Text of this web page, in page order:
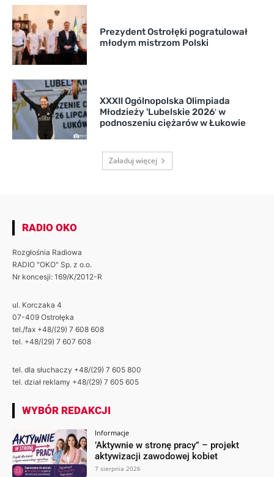
Prezydent Ostrołęki pogratulował
młodym mistrzom Polski
XXXII Ogólnopolska Olimpiada
Młodzieży 'Lubelskie 2026′ w
podnoszeniu ciężarów w Łukowie
Załaduj więcej
RADIO OKO
Rozgłośnia Radiowa
RADIO "OKO" Sp. z o.o.
Nr koncesji: 169/K/2012-R
ul. Korczaka 4
07-409 Ostrołęka
tel./fax +48/(29) 7 608 608
tel. +48/(29) 7 607 608
tel. dla słuchaczy +48/(29) 7 605 800
tel. dział reklamy +48/(29) 7 605 605
WYBÓR REDAKCJI
Informacje
’Aktywnie w stronę pracy” – projekt
aktywizacji zawodowej kobiet
7 sierpnia 2026